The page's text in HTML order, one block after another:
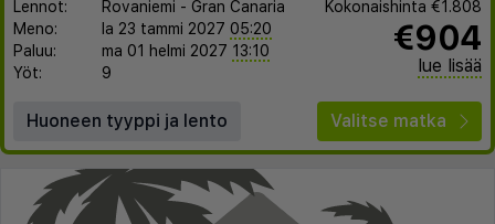
Lennot: Rovaniemi - Gran Canaria
Meno:
la 23 tammi 2027 05:20
Paluu:
ma 01 helmi 2027 13:10
Yöt:
9
Kokonaishinta €1.808
€904
lue lisää
Huoneen tyyppi ja lento Valitse matka